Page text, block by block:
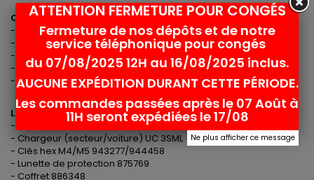
Caractéristiques techniques:
- Puissance 3.6 V - 1.5 Ah Li-ion (pas d'effet mémoire)
- Batterie EBM 315 Type Li-ion
- Chargeur UC 3SML
- Dimensions 260 x 278 x 85 mm
- Poids : 1.8 Kg (batterie et cartouche inclus)
Livré avec:
- 2 batteries 326299 (EBM 315)
- Chargeur (secteur/voiture) UC 3SML
- Clés hex M4/M5 943277/944458
- Lunette de protection 875769
- Coffret 886348
ATTENTION FERMETURE POUR CONGÉS
Fermeture de nos dépôts et de notre
service téléphonique pour congés
du 07/08/2025 12H au 16/08/2025 inclus.
AUCUNE EXPÉDITION DURANT CETTE PÉRIODE.
Les commandes passées après le 07 Août à
11H seront expédiées le 17/08
Ne plus afficher ce message